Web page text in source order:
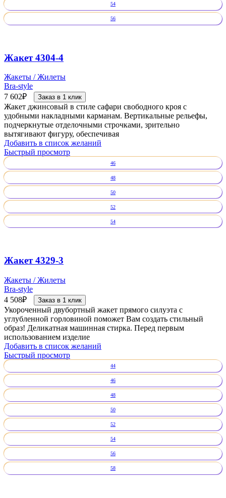
54
56
Жакет 4304-4
Жакеты / Жилеты
Bra-style
7 602₽ Заказ в 1 клик
Жакет джинсовый в стиле сафари свободного кроя с
удобными накладными карманам. Вертикальные рельефы,
подчеркнутые отделочными строчками, зрительно
вытягивают фигуру, обеспечивая
Добавить в список желаний
Быстрый просмотр
46
48
50
52
54
Жакет 4329-3
Жакеты / Жилеты
Bra-style
4 508₽ Заказ в 1 клик
Укороченный двубортный жакет прямого силуэта с
углубленной горловиной поможет Вам создать стильный
образ! Деликатная машинная стирка. Перед первым
использованием изделие
Добавить в список желаний
Быстрый просмотр
44
46
48
50
52
54
56
58